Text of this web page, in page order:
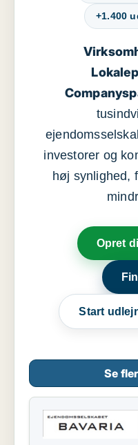
+1.400
investorer og
høj synlighed,
Opret
Start
Se